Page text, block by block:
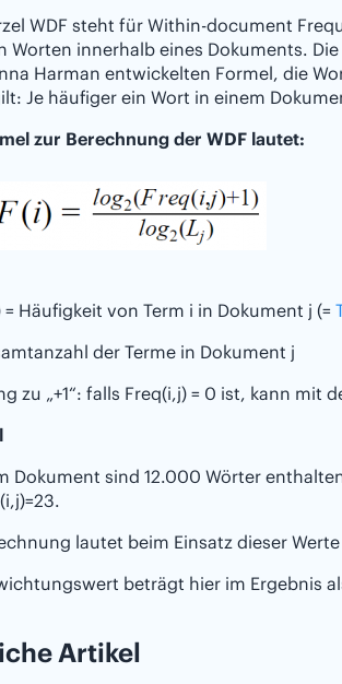
WDF steht für Within-document
Worten innerhalb eines Dokuments.
Harman entwickelten Formel, die
Je häufiger ein Wort in einem
zur Berechnung der WDF lautet:
= Häufigkeit von Term i in Dokument j (=
der Terme in Dokument j
zu „+1“: falls Freq(i,j) = 0 ist, kann mit
Dokument sind 12.000 Wörter
lautet beim Einsatz dieser
beträgt hier im Ergebnis
Artikel